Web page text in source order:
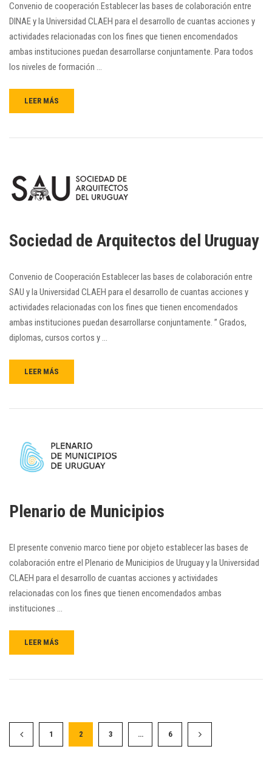
Convenio de cooperación Establecer las bases de colaboración entre
DINAE y la Universidad CLAEH para el desarrollo de cuantas acciones y
actividades relacionadas con los fines que tienen encomendados
ambas instituciones puedan desarrollarse conjuntamente. Para todos
los niveles de formación …
LEER MÁS
Sociedad de Arquitectos del Uruguay
Convenio de Cooperación Establecer las bases de colaboración entre
SAU y la Universidad CLAEH para el desarrollo de cuantas acciones y
actividades relacionadas con los fines que tienen encomendados
ambas instituciones puedan desarrollarse conjuntamente. ” Grados,
diplomas, cursos cortos y …
LEER MÁS
Plenario de Municipios
El presente convenio marco tiene por objeto establecer las bases de
colaboración entre el Plenario de Municipios de Uruguay y la Universidad
CLAEH para el desarrollo de cuantas acciones y actividades
relacionadas con los fines que tienen encomendados ambas
instituciones …
LEER MÁS
1 2 3 … 6